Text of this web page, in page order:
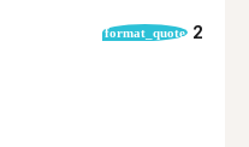
format_quote 2